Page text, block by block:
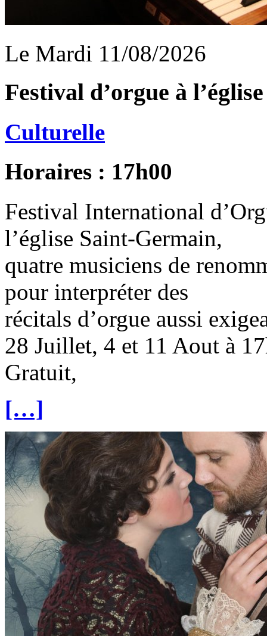
Le Mardi 11/08/2026
Festival d’orgue à
Culturelle
Horaires : 17h00
Festival International
l’église Saint-Germain,
quatre musiciens de
pour interpréter des
récitals d’orgue aussi
28 Juillet, 4 et 11 Aout à
Gratuit,
[…]